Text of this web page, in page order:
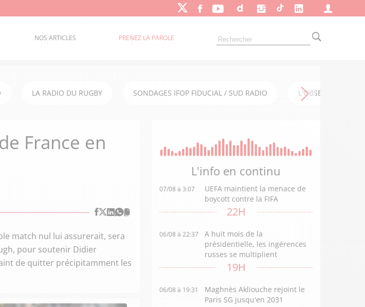
NOS ARTICLES PRENEZ LA PAROLE
LA RADIO DU RUGBY SONDAGES IFOP FIDUCIAL / SUD RADIO L'OBSERVATOIRE
France en
match nul lui assurerait, sera
pour soutenir Didier
de quitter précipitamment les
L'info en continu
07/08 à 3:07
UEFA maintient la menace de
boycott contre la FIFA
22H
06/08 à 22:37
A huit mois de la
présidentielle, les ingérences
russes se multiplient
19H
06/08 à 19:31
Maghnès Akliouche rejoint le
Paris SG jusqu'en 2031